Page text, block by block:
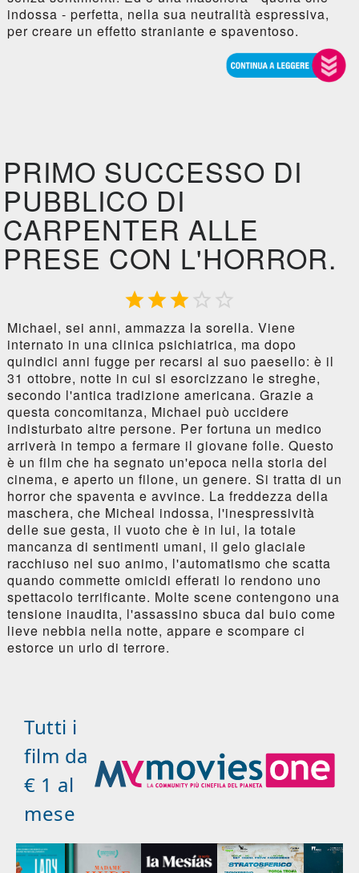
indossa - perfetta, nella sua neutralità espressiva,
per creare un effetto straniante e spaventoso.
PRIMO SUCCESSO DI
PUBBLICO DI
CARPENTER ALLE
PRESE CON L'HORROR.
  
Michael, sei anni, ammazza la sorella. Viene
internato in una clinica psichiatrica, ma dopo
quindici anni fugge per recarsi al suo paesello: è il
31 ottobre, notte in cui si esorcizzano le streghe,
secondo l'antica tradizione americana. Grazie a
questa concomitanza, Michael può uccidere
indisturbato altre persone. Per fortuna un medico
arriverà in tempo a fermare il giovane folle. Questo
è un film che ha segnato un'epoca nella storia del
cinema, e aperto un filone, un genere. Si tratta di un
horror che spaventa e avvince. La freddezza della
maschera, che Micheal indossa, l'inespressività
delle sue gesta, il vuoto che è in lui, la totale
mancanza di sentimenti umani, il gelo glaciale
racchiuso nel suo animo, l'automatismo che scatta
quando commette omicidi efferati lo rendono uno
spettacolo terrificante. Molte scene contengono una
tensione inaudita, l'assassino sbuca dal buio come
lieve nebbia nella notte, appare e scompare ci
estorce un urlo di terrore.
Tutti i
film da
€ 1 al
mese